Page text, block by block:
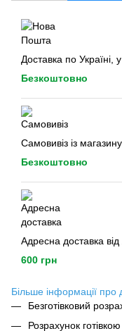
Доставка по Україні,
Безкоштовно
Самовивіз із
Безкоштовно
Адресна доставка
600 грн
Більше інформації про
Безготівковий
Розрахунок готівкою